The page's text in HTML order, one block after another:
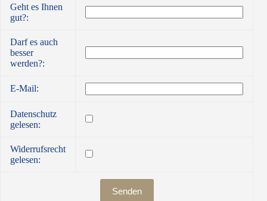
Geht es Ihnen
gut?:
Darf es auch
besser
werden?:
E-Mail:
Datenschutz
gelesen:
Widerrufsrecht
gelesen: